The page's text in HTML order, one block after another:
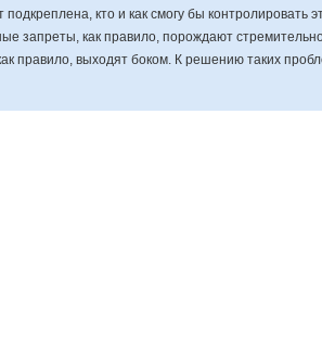
кто и как смогу бы контролировать
запреты, как правило, порождают
правило, выходят боком. К решению таких